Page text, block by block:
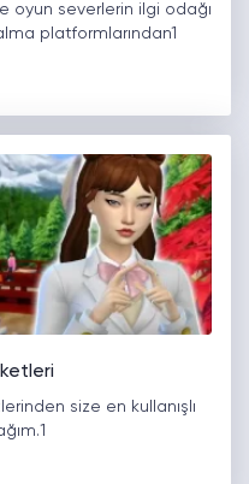
oyun severlerin ilgi odağı
platformlarından1
size en kullanışlı